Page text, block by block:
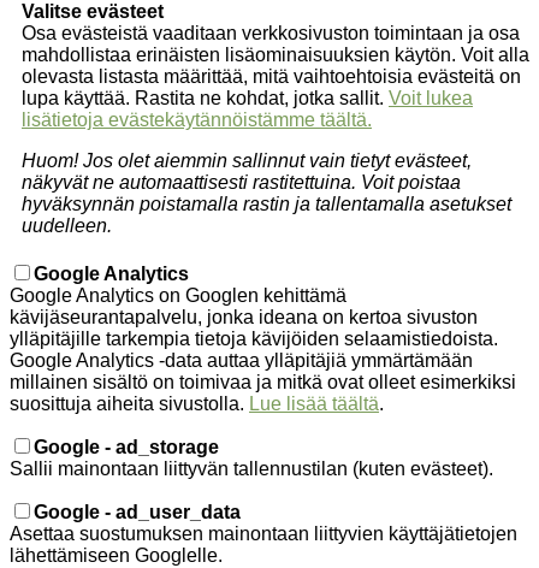
Valitse evästeet
Osa evästeistä vaaditaan verkkosivuston toimintaan ja osa
mahdollistaa erinäisten lisäominaisuuksien käytön. Voit alla
olevasta listasta määrittää, mitä vaihtoehtoisia evästeitä on
lupa käyttää. Rastita ne kohdat, jotka sallit. Voit lukea
lisätietoja evästekäytännöistämme täältä.
Huom! Jos olet aiemmin sallinnut vain tietyt evästeet,
näkyvät ne automaattisesti rastitettuina. Voit poistaa
hyväksynnän poistamalla rastin ja tallentamalla asetukset
uudelleen.
Google Analytics
Google Analytics on Googlen kehittämä
kävijäseurantapalvelu, jonka ideana on kertoa sivuston
ylläpitäjille tarkempia tietoja kävijöiden selaamistiedoista.
Google Analytics -data auttaa ylläpitäjiä ymmärtämään
millainen sisältö on toimivaa ja mitkä ovat olleet esimerkiksi
suosittuja aiheita sivustolla. Lue lisää täältä.
Google - ad_storage
Sallii mainontaan liittyvän tallennustilan (kuten evästeet).
Google - ad_user_data
Asettaa suostumuksen mainontaan liittyvien käyttäjätietojen
lähettämiseen Googlelle.